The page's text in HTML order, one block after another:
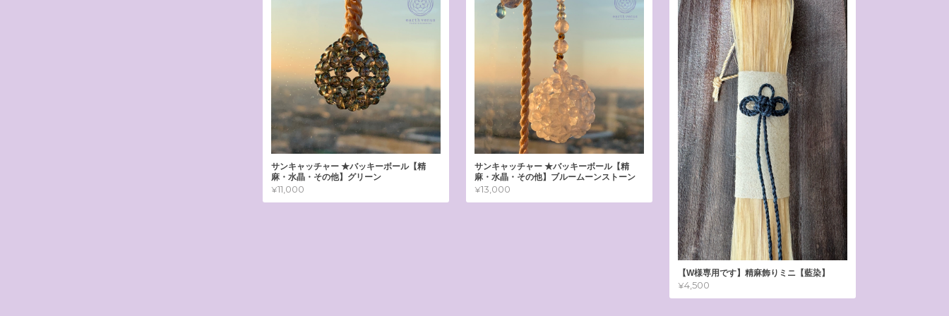
サンキャッチャー ★バッキーボール【精
麻・水晶・その他】グリーン
¥11,000
サンキャッチャー ★バッキーボール【精
麻・水晶・その他】ブルームーンストーン
¥13,000
【W様専用です】精麻飾りミニ【藍染】
¥4,500